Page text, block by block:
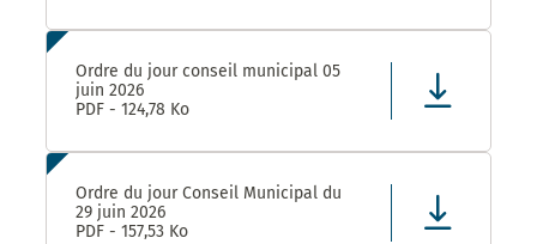
Ordre du jour conseil municipal 05
juin 2026
PDF - 124,78 Ko
Ordre du jour Conseil Municipal du
29 juin 2026
PDF - 157,53 Ko